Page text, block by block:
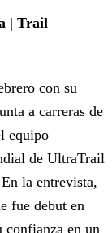
| Trail
con su
a carreras de
equipo
de UltraTrail
la entrevista,
fue debut en
confianza en un